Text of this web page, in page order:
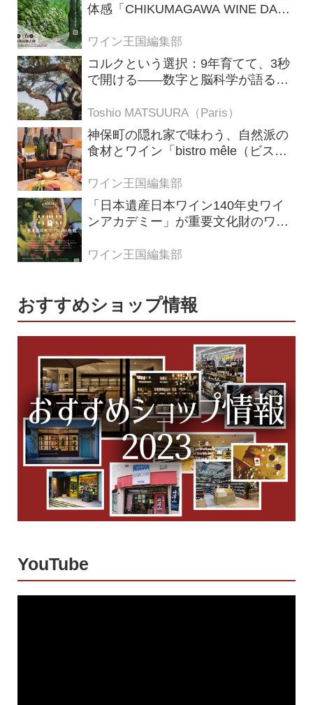
体感「CHIKUMAGAWA WINE DAYS
ワイン王国編集部
コルクという選択：9年育てて、3秒
で開ける——数字と脳科学が語る栓
Toshio MATSUURA（Paris）
神保町の隠れ家で味わう、自然派の
食材とワイン「bistro mêle（ビスト
ワイン王国編集部
「日本遺産日本ワイン140年史ワイ
ンアカデミー」が重要文化財のワイ
（2026年6月28日応募締め切り）
ワイン王国編集部
おすすめショップ情報
YouTube